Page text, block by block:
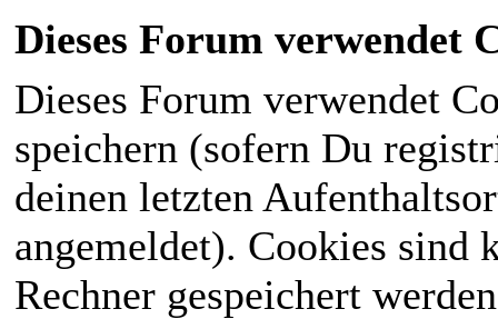
Dieses Forum verwendet
Dieses Forum verwendet
speichern (sofern Du
deinen letzten
angemeldet). Cookies sind
Rechner gespeichert